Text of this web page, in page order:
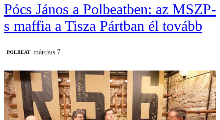
Pócs János a Polbeatben: az MSZP-
s maffia a Tisza Pártban él tovább
‎POLBEAT március 7.